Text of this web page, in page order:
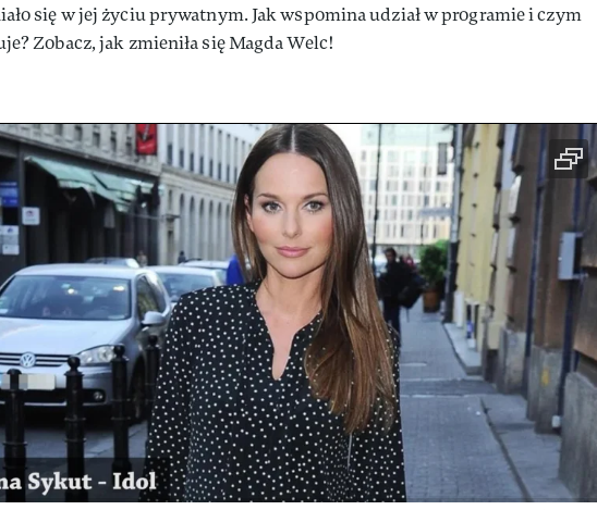
się w jej życiu prywatnym. Jak wspomina udział w programie i czym
Zobacz, jak zmieniła się Magda Welc!